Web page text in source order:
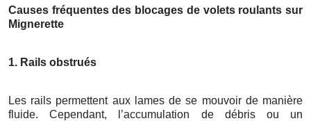
Causes fréquentes des blocages de volets roulants sur
Mignerette
1. Rails obstrués
Les rails permettent aux lames de se mouvoir de manière
fluide. Cependant, l’accumulation de débris ou un